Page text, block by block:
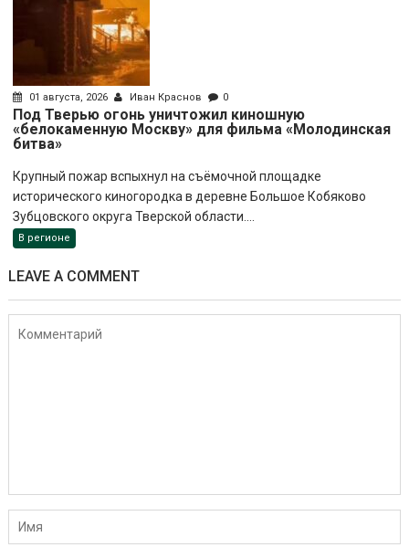
01 августа, 2026 Иван Краснов 0
Под Тверью огонь уничтожил киношную
«белокаменную Москву» для фильма «Молодинская
битва»
Крупный пожар вспыхнул на съёмочной площадке
исторического киногородка в деревне Большое Кобяково
Зубцовского округа Тверской области....
В регионе
LEAVE A COMMENT